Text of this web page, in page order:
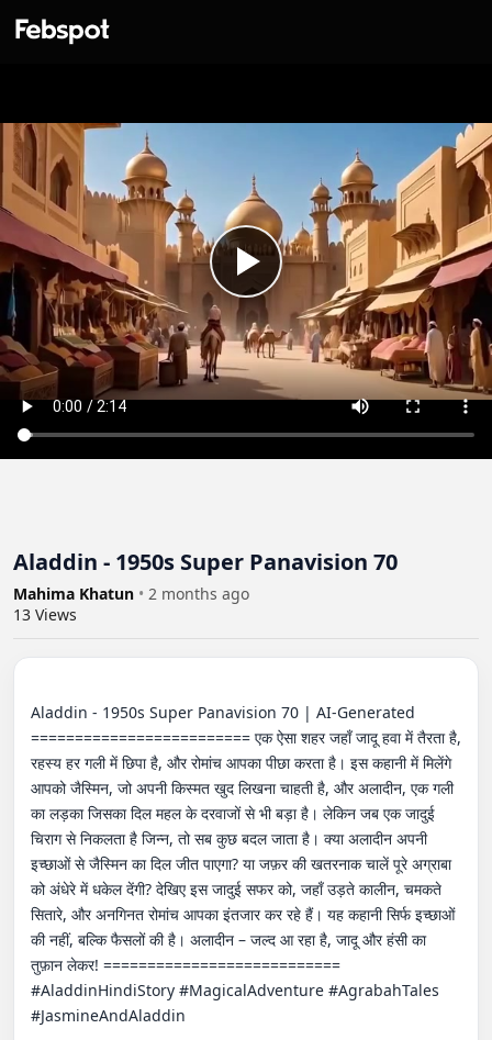
Aladdin - 1950s Super Panavision 70
Mahima Khatun • 2 months ago
13 Views
Aladdin - 1950s Super Panavision 70 | AI-Generated
========================= एक ऐसा शहर जहाँ जादू हवा में तैरता है,
रहस्य हर गली में छिपा है, और रोमांच आपका पीछा करता है। इस कहानी में मिलेंगे
आपको जैस्मिन, जो अपनी किस्मत खुद लिखना चाहती है, और अलादीन, एक गली
का लड़का जिसका दिल महल के दरवाजों से भी बड़ा है। लेकिन जब एक जादुई
चिराग से निकलता है जिन्न, तो सब कुछ बदल जाता है। क्या अलादीन अपनी
इच्छाओं से जैस्मिन का दिल जीत पाएगा? या जफ़र की खतरनाक चालें पूरे अग्राबा
को अंधेरे में धकेल देंगी? देखिए इस जादुई सफर को, जहाँ उड़ते कालीन, चमकते
सितारे, और अनगिनत रोमांच आपका इंतजार कर रहे हैं। यह कहानी सिर्फ इच्छाओं
की नहीं, बल्कि फैसलों की है। अलादीन – जल्द आ रहा है, जादू और हंसी का
तुफ़ान लेकर! ===========================
#AladdinHindiStory​ #MagicalAdventure​ #AgrabahTales​
#JasmineAndAladdin